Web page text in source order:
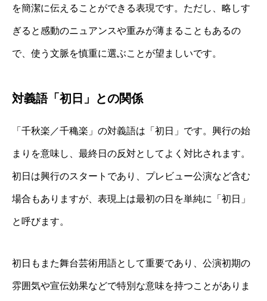
を簡潔に伝えることができる表現です。ただし、略しす
ぎると感動のニュアンスや重みが薄まることもあるの
で、使う文脈を慎重に選ぶことが望ましいです。
対義語「初日」との関係
「千秋楽／千穐楽」の対義語は「初日」です。興行の始
まりを意味し、最終日の反対としてよく対比されます。
初日は興行のスタートであり、プレビュー公演など含む
場合もありますが、表現上は最初の日を単純に「初日」
と呼びます。
初日もまた舞台芸術用語として重要であり、公演初期の
雰囲気や宣伝効果などで特別な意味を持つことがありま